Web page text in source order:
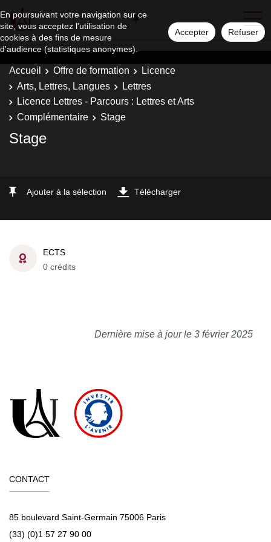
En poursuivant votre navigation sur ce
site, vous acceptez l'utilisation de
cookies à des fins de mesure
d'audience (statistiques anonymes).
Accepter Refuser
Accueil Offre de formation
Licence
Arts, Lettres, Langues
Lettres
Licence Lettres - Parcours : Lettres et Arts
Complémentaire
Stage
Stage
Ajouter à la sélection Télécharger
ECTS
0 crédits
Dernière mise à jour le 3 février 2025
CONTACT
85 boulevard Saint-Germain 75006 Paris
(33) (0)1 57 27 90 00